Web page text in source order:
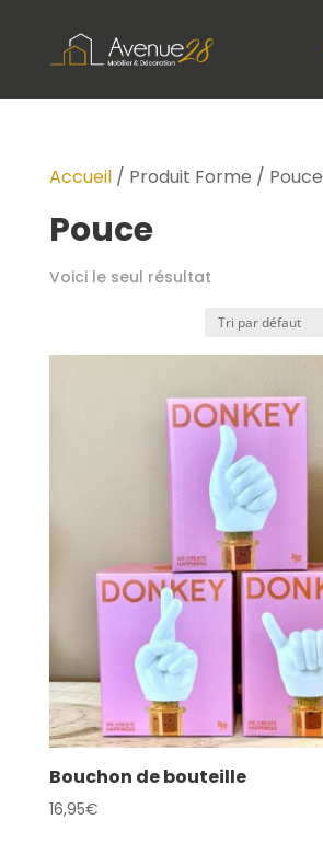
Accueil/ Produit Forme / Pouce
Pouce
Voici le seul résultat
Bouchon de bouteille
16,95€